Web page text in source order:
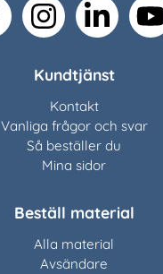
facebookinstagramlinkedin
Kundtjänst
Kontakt
Vanliga frågor och svar
Så beställer du
Mina sidor
Beställ material
Alla material
Avsändare